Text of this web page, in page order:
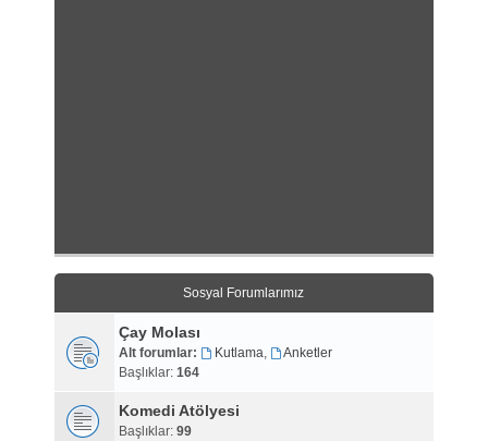
Sosyal Forumlarımız
Çay Molası
Alt forumlar: Kutlama,
Anketler
Başlıklar: 164
Komedi Atölyesi
Başlıklar: 99